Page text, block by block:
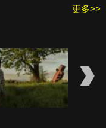
更多>>